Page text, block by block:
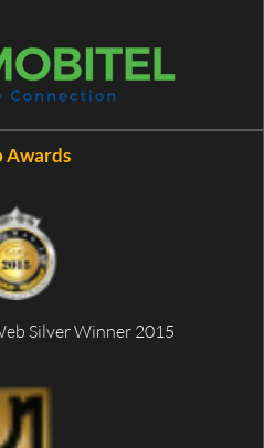
Awards
Silver Winner 2015